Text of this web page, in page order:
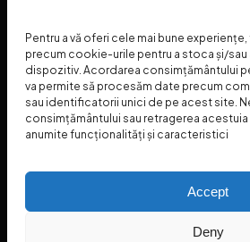
Pentru a vă oferi cele mai bune
precum cookie-urile pentru a stoca și/
dispozitiv. Acordarea consimțământului
va permite să procesăm date precum
sau identificatorii unici de pe acest site.
consimțământului sau retragerea
anumite funcționalități și caracteristici
Accept
Deny
HIT FM Abrud
HIT FM Horezu
HIT FM Nehoiu
© 2026 Radio Hit FM — SC HITFM GROUP